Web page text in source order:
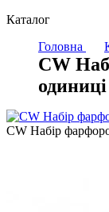
Каталог
Головна
CW
CW Набір